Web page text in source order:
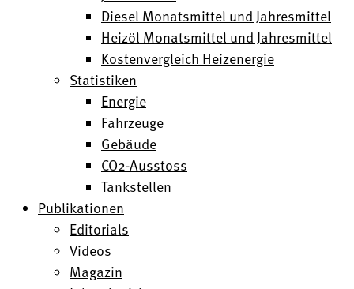
Diesel Monatsmittel und Jahresmittel
Heizöl Monatsmittel und Jahresmittel
Kostenvergleich Heizenergie
Statistiken
Energie
Fahrzeuge
Gebäude
CO2-Ausstoss
Tankstellen
Publikationen
Editorials
Videos
Magazin